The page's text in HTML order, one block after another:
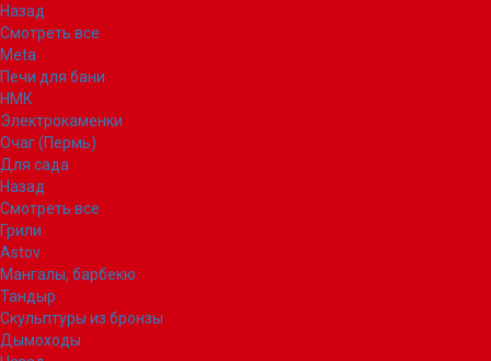
Назад
Смотреть все
Meta
Печи для бани
НМК
Электрокаменки
Очаг (Пермь)
Для сада
Назад
Смотреть все
Грили
Astov
Мангалы, барбекю
Тандыр
Скульптуры из бронзы
Дымоходы